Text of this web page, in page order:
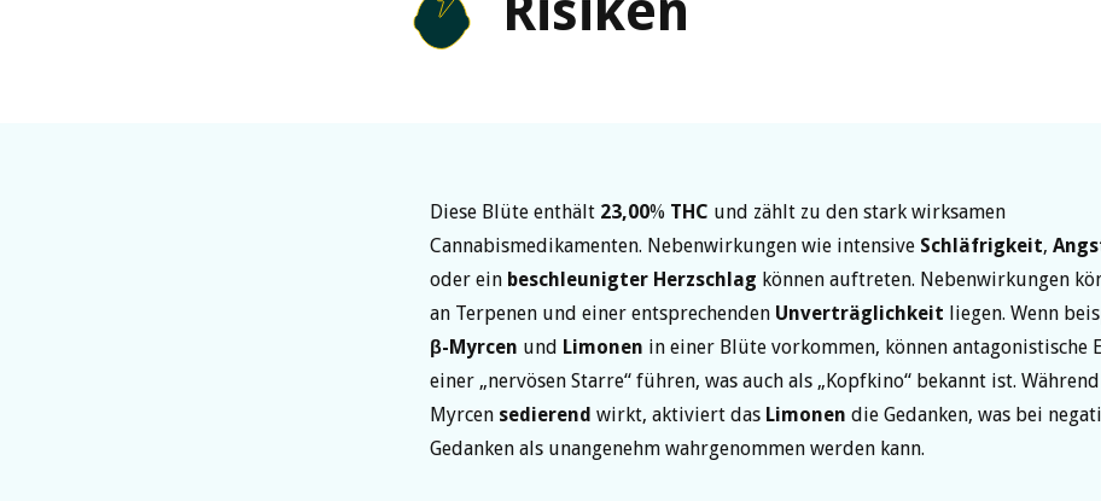
Diese Blüte enthält 23,00% THC und zählt zu den stark wirksamen
Cannabismedikamenten. Nebenwirkungen wie intensive Schläfrigkeit,
oder ein beschleunigter Herzschlag können auftreten. Nebenwirkungen
an Terpenen und einer entsprechenden Unverträglichkeit liegen. Wenn
β-Myrcen und Limonen in einer Blüte vorkommen, können antagonistische
einer „nervösen Starre“ führen, was auch als „Kopfkino“ bekannt ist.
Myrcen sedierend wirkt, aktiviert das Limonen die Gedanken, was bei
Gedanken als unangenehm wahrgenommen werden kann.